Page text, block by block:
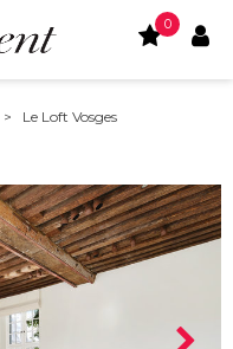
0
> Le Loft Vosges